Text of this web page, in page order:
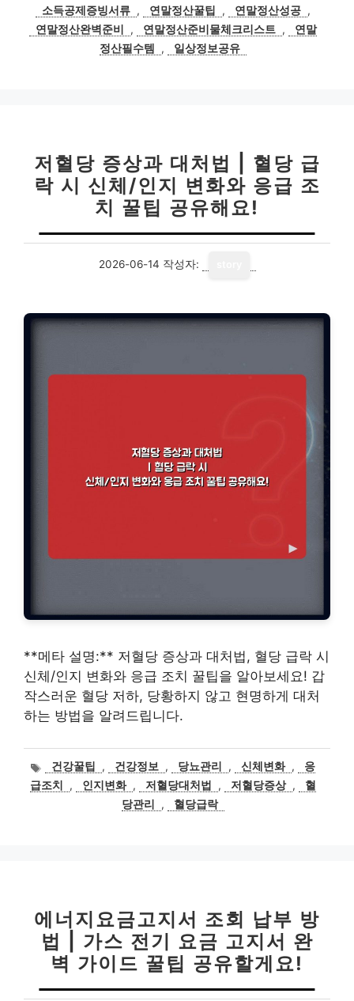
그
소득공제증빙서류 , 연말정산꿀팁 , 연말정산성공 ,
연말정산완벽준비
, 연말정산준비물체크리스트 ,
연말
정산필수템
, 일상정보공유
저혈당 증상과 대처법 | 혈당 급
락 시 신체/인지 변화와 응급 조
치 꿀팁 공유해요!
2026-06-14 작성자:
**메타 설명:** 저혈당 증상과 대처법, 혈당 급락 시
신체/인지 변화와 응급 조치 꿀팁을 알아보세요! 갑
작스러운 혈당 저하, 당황하지 않고 현명하게 대처
하는 방법을 알려드립니다.
태
그
건강꿀팁 , 건강정보 , 당뇨관리 , 신체변화 ,
응
급조치
, 인지변화 , 저혈당대처법 , 저혈당증상 ,
혈
당관리
, 혈당급락
에너지요금고지서 조회 납부 방
법 | 가스 전기 요금 고지서 완
벽 가이드 꿀팁 공유할게요!